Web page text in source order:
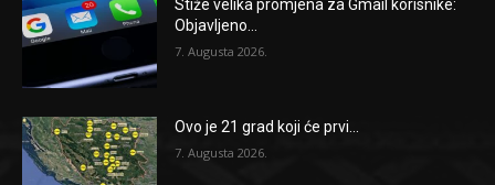
Stiže velika promjena za Gmail korisnike:
Objavljeno...
7. Augusta 2026.
Ovo je 21 grad koji će prvi...
7. Augusta 2026.